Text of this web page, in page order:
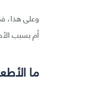
وعلى هذا،
أم بسبب
ما